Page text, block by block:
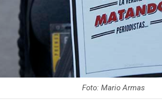
Foto: Mario Armas